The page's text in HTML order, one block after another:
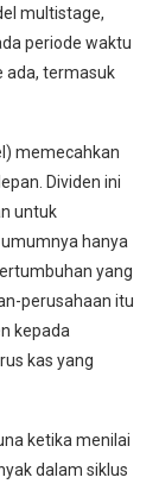
multistage,
periode waktu
ada, termasuk
memecahkan
Dividen ini
untuk
hanya
yang
perusahaan itu
kepada
kas yang
ketika menilai
dalam siklus